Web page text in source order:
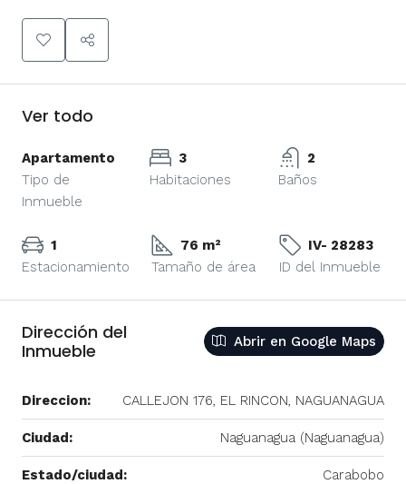
Ver todo
Apartamento
Tipo de
Inmueble
3
Habitaciones
2
Baños
1
Estacionamiento
76 m²
Tamaño de área
IV- 28283
ID del Inmueble
Dirección del
Inmueble
Abrir en Google Maps
Direccion: CALLEJON 176, EL RINCON, NAGUANAGUA
Ciudad: Naguanagua (Naguanagua)
Estado/ciudad: Carabobo